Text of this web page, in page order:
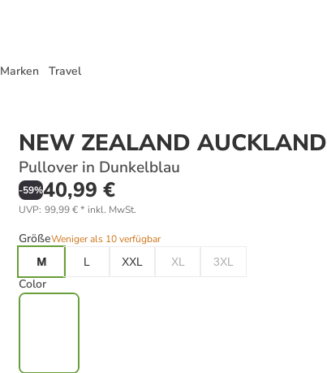
Marken Travel
NEW ZEALAND AUCKLAND
Pullover in Dunkelblau
-59%40,99 €
UVP: 99,99 €* inkl. MwSt.
GrößeWeniger als 10 verfügbar
M
L XXL XL 3XL
Color